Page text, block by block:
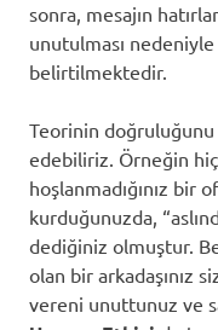
sonra, mesajın
unutulması nedeniyle
belirtilmektedir.
Teorinin doğruluğunu
edebiliriz. Örneğin hiç
hoşlanmadığınız bir
kurduğunuzda,
dediğiniz olmuştur.
olan bir arkadaşınız
vereni unuttunuz ve